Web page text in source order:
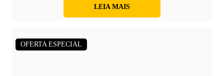
LEIA MAIS
OFERTA ESPECIAL